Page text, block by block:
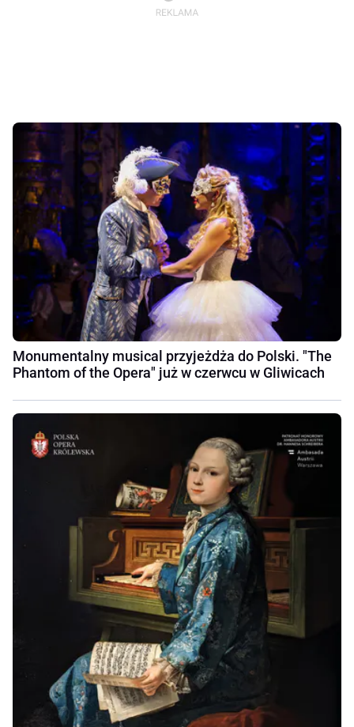
Monumentalny musical przyjeżdża do Polski. "The
Phantom of the Opera" już w czerwcu w Gliwicach